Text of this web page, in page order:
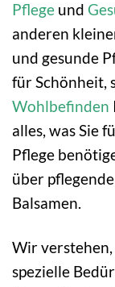
Pflege und
anderen
und gesunde
für Schönheit,
Wohlbefinden
alles, was Sie
Pflege
über
Balsamen.
Wir
spezielle